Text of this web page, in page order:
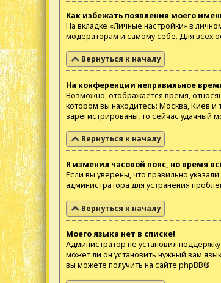
Как избежать появления моего
На вкладке «Личные настройки» в
модераторам и самому себе. Для всех
Вернуться к началу
На конференции неправильное
Возможно, отображается время,
котором вы находитесь: Москва, Киев и
зарегистрированы, то сейчас удачный
Вернуться к началу
Я изменил часовой пояс, но время
Если вы уверены, что правильно
администратора для устранения
Вернуться к началу
Моего языка нет в списке!
Администратор не установил
может ли он установить нужный вам
вы можете получить на сайте phpBB®.